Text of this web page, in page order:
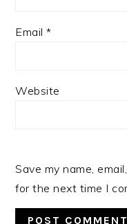
Email*
Website
Save my name,
for the next time I